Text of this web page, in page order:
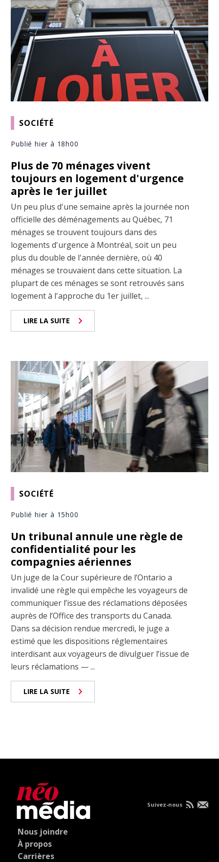
SOCIÉTÉ
Publié hier à 18h00
Plus de 70 ménages vivent
toujours en logement d'urgence
après le 1er juillet
Un peu plus d'une semaine après la journée non
officielle des déménagements au Québec, 71
ménages se trouvent toujours dans des
logements d'urgence à Montréal, soit un peu
plus du double de l'année dernière, où 40
ménages se trouvaient dans cette situation. La
plupart de ces ménages se sont retrouvés sans
logement à l'approche du 1er juillet, ...
LIRE LA SUITE
SOCIÉTÉ
Publié hier à 15h00
Un tribunal annule une règle de
confidentialité pour les
compagnies aériennes
Un juge de la Cour supérieure de l’Ontario a
invalidé une règle qui empêche les voyageurs de
communiquer l’issue des réclamations déposées
auprès de l’Office des transports du Canada.
Dans sa décision rendue mercredi, le juge a
estimé que les dispositions réglementaires
interdisant aux voyageurs de divulguer l’issue de
leurs réclamations — ...
LIRE LA SUITE
Nous joindre
À propos
Carrières
Suivez-nous